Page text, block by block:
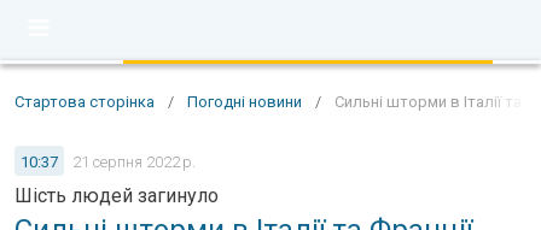
Стартова сторінка / Погодні новини / Сильні шторми в Італії та
10:37 21 серпня 2022 р.
Шість людей загинуло